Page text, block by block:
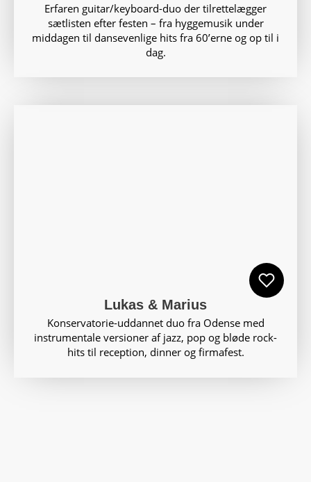
Erfaren guitar/keyboard-duo der tilrettelægger
sætlisten efter festen – fra hyggemusik under
middagen til dansevenlige hits fra 60’erne og op til i
dag.
Lukas & Marius
Konservatorie-uddannet duo fra Odense med
instrumentale versioner af jazz, pop og bløde rock-
hits til reception, dinner og firmafest.